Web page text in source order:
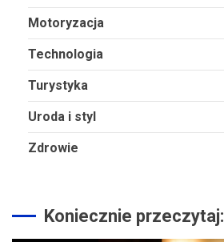
Motoryzacja
Technologia
Turystyka
Uroda i styl
Zdrowie
Koniecznie przeczytaj: